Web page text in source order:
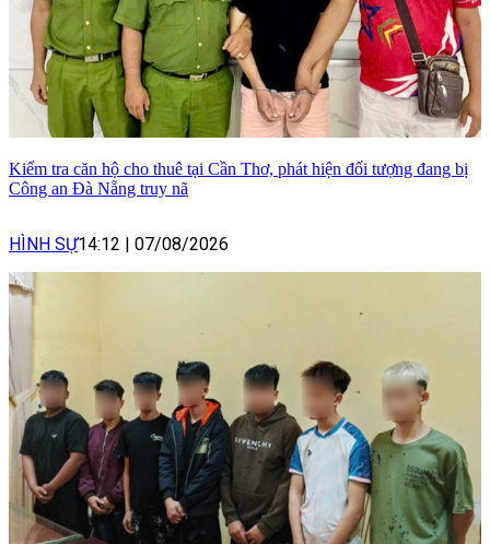
Kiểm tra căn hộ cho thuê tại Cần Thơ, phát hiện đối tượng đang bị
Công an Đà Nẵng truy nã
HÌNH SỰ14:12 | 07/08/2026